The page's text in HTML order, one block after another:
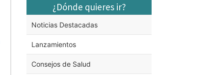
¿Dónde quieres ir?
Noticias Destacadas
Lanzamientos
Consejos de Salud